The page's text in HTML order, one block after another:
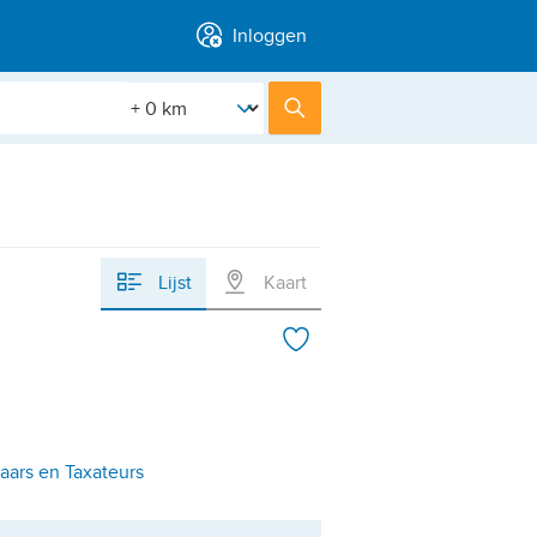
Inloggen
[Straal]
Lijst Kaart
en Taxateurs